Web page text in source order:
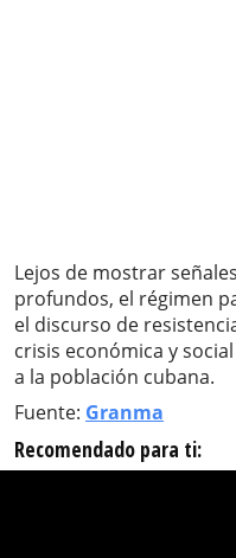
Lejos de mostrar
profundos, el régimen
el discurso de
crisis económica y
a la población cubana.
Fuente: Granma
Recomendado para ti: